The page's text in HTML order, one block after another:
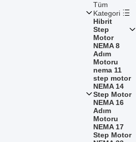
Tüm
Kategori
Hibrit
Step
Motor
NEMA 8
Adım
Motoru
nema 11
step motor
NEMA 14
Step Motor
NEMA 16
Adım
Motoru
NEMA 17
Step Motor